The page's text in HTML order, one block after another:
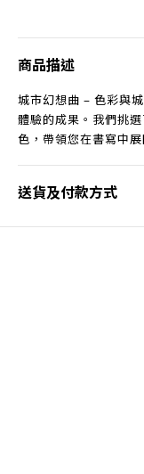
商品描述
城市幻想曲 – 色彩與
體驗的成果。我們挑
色，帶領您在書寫中
送貨及付款方式